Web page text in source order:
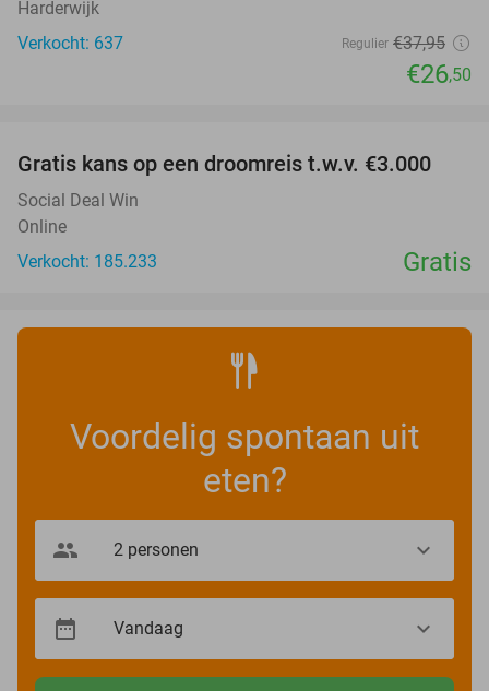
Harderwijk
Verkocht: 637
Regulier €37,95
€26,50
Gratis kans op een droomreis t.w.v. €3.000
Social Deal Win
Online
Verkocht: 185.233
Gratis
Voordelig spontaan uit
eten?